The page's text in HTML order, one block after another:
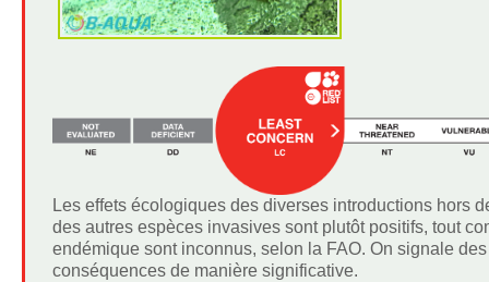
Les effets écologiques des diverses introductions hors
des autres espèces invasives sont plutôt positifs, tout
endémique sont inconnus, selon la FAO. On signale
conséquences de manière significative.